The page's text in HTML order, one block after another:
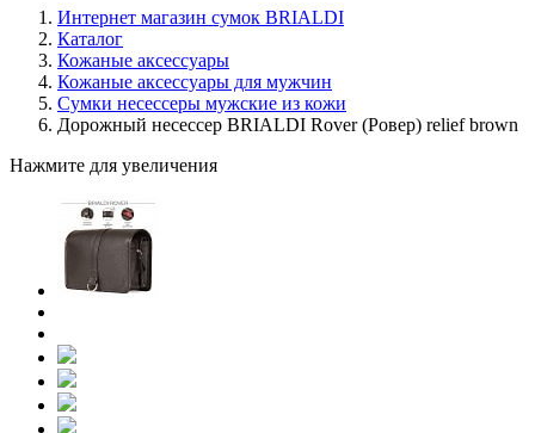
Интернет магазин сумок BRIALDI
Каталог
Кожаные аксессуары
Кожаные аксессуары для мужчин
Сумки несессеры мужские из кожи
Дорожный несессер BRIALDI Rover (Ровер) relief brown
Нажмите для увеличения